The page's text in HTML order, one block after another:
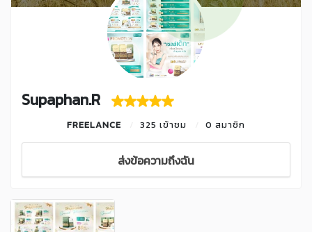
Supaphan.R
FREELANCE 325 เข้าชม 0 สมาชิก
ส่งข้อความถึงฉัน